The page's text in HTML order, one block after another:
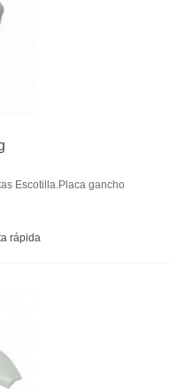
Escotilla.Placa gancho
rápida